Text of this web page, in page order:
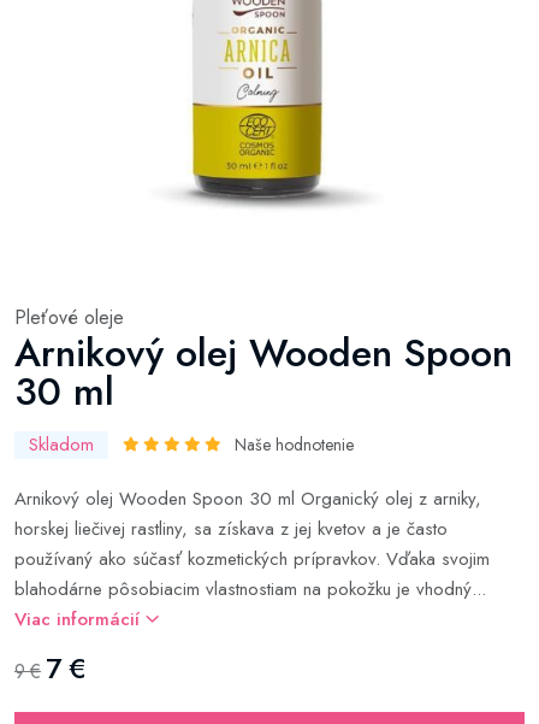
Pleťové oleje
Arnikový olej Wooden Spoon
30 ml
Skladom Naše hodnotenie
Arnikový olej Wooden Spoon 30 ml Organický olej z arniky,
horskej liečivej rastliny, sa získava z jej kvetov a je často
používaný ako súčasť kozmetických prípravkov. Vďaka svojim
blahodárne pôsobiacim vlastnostiam na pokožku je vhodný...
Viac informácií
9 € 7 €